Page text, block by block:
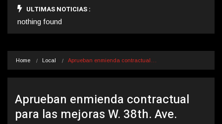
ULTIMAS NOTICIAS :
nothing found
Home Local Aprueban enmienda contractual…
Aprueban enmienda contractual
para las mejoras W. 38th. Ave.